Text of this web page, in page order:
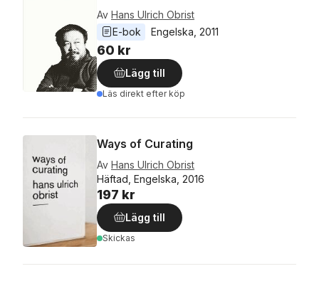
Av Hans Ulrich Obrist
E-bok
Engelska 2011
60 kr
Lägg till
Läs direkt efter köp
Ways of Curating
Av Hans Ulrich Obrist
Häftad, Engelska, 2016
197 kr
Lägg till
Skickas